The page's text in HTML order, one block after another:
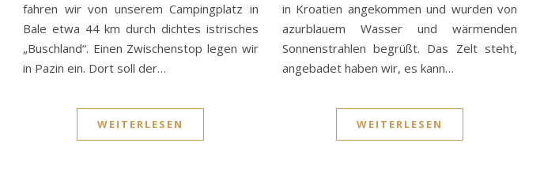
fahren wir von unserem Campingplatz in
Bale etwa 44 km durch dichtes istrisches
„Buschland“. Einen Zwischenstop legen wir
in Pazin ein. Dort soll der…
WEITERLESEN
in Kroatien angekommen und wurden von
azurblauem Wasser und wärmenden
Sonnenstrahlen begrüßt. Das Zelt steht,
angebadet haben wir, es kann…
WEITERLESEN